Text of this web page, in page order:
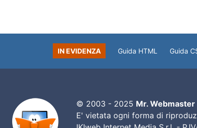
IN EVIDENZA Guida HTML Guida
© 2003 - 2025 Mr. Webmaster
E' vietata ogni forma di